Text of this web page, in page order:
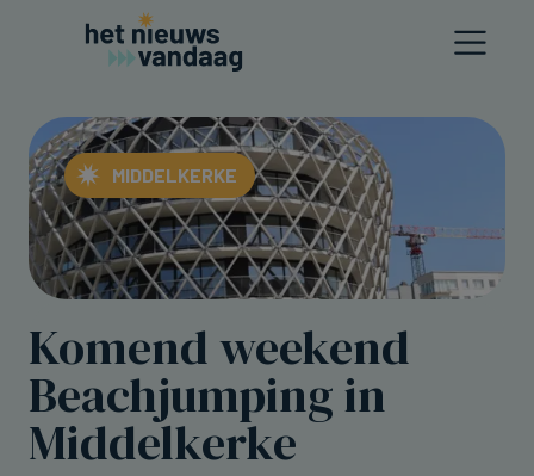
MIDDELKERKE
Komend weekend
Beachjumping in
Middelkerke